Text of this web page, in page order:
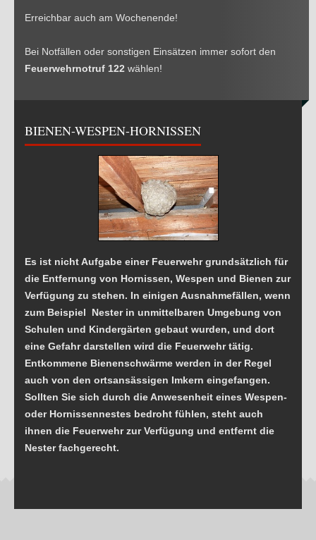
Erreichbar auch am Wochenende!
Bei Notfällen oder sonstigen Einsätzen immer sofort den
Feuerwehrnotruf 122 wählen!
BIENEN-WESPEN-HORNISSEN
Es ist nicht Aufgabe einer Feuerwehr grundsätzlich für
die Entfernung von Hornissen, Wespen und Bienen zur
Verfügung zu stehen. In einigen Ausnahmefällen, wenn
zum Beispiel Nester in unmittelbaren Umgebung von
Schulen und Kindergärten gebaut wurden, und dort
eine Gefahr darstellen wird die Feuerwehr tätig.
Entkommene Bienenschwärme werden in der Regel
auch von den ortsansässigen Imkern eingefangen.
Sollten Sie sich durch die Anwesenheit eines Wespen-
oder Hornissennestes bedroht fühlen, steht auch
ihnen die Feuerwehr zur Verfügung und entfernt die
Nester fachgerecht.